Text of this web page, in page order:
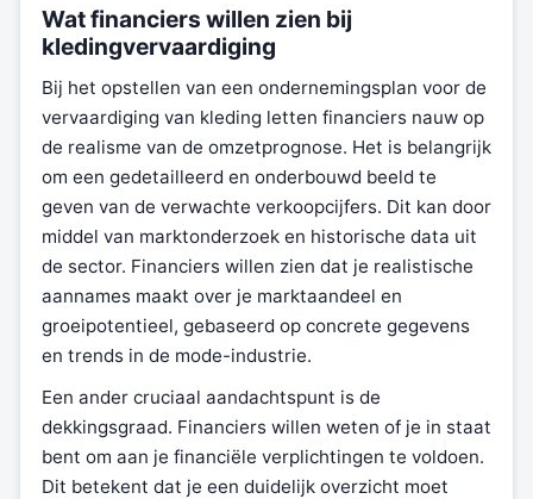
Wat financiers willen zien bij
kledingvervaardiging
Bij het opstellen van een ondernemingsplan voor de
vervaardiging van kleding letten financiers nauw op
de realisme van de omzetprognose. Het is belangrijk
om een gedetailleerd en onderbouwd beeld te
geven van de verwachte verkoopcijfers. Dit kan door
middel van marktonderzoek en historische data uit
de sector. Financiers willen zien dat je realistische
aannames maakt over je marktaandeel en
groeipotentieel, gebaseerd op concrete gegevens
en trends in de mode-industrie.
Een ander cruciaal aandachtspunt is de
dekkingsgraad. Financiers willen weten of je in staat
bent om aan je financiële verplichtingen te voldoen.
Dit betekent dat je een duidelijk overzicht moet